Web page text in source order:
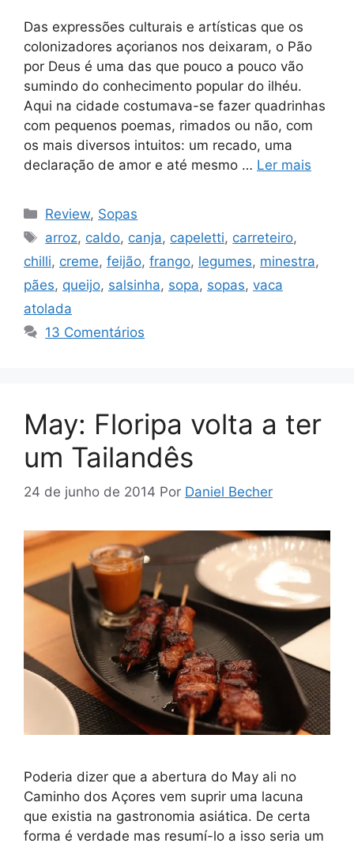
Das expressões culturais e artísticas que os
colonizadores açorianos nos deixaram, o Pão
por Deus é uma das que pouco a pouco vão
sumindo do conhecimento popular do ilhéu.
Aqui na cidade costumava-se fazer quadrinhas
com pequenos poemas, rimados ou não, com
os mais diversos intuitos: um recado, uma
declaração de amor e até mesmo … Ler mais
Categorias
Review, Sopas
Tags
arroz, caldo, canja, capeletti, carreteiro,
chilli, creme, feijão, frango, legumes, minestra,
pães, queijo, salsinha, sopa, sopas, vaca
atolada
13 Comentários
May: Floripa volta a ter
um Tailandês
24 de junho de 2014 Por Daniel Becher
Poderia dizer que a abertura do May ali no
Caminho dos Açores vem suprir uma lacuna
que existia na gastronomia asiática. De certa
forma é verdade mas resumí-lo a isso seria um